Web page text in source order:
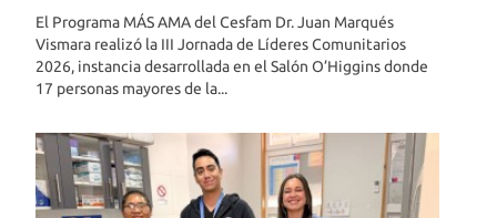
El Programa MÁS AMA del Cesfam Dr. Juan Marqués
Vismara realizó la III Jornada de Líderes Comunitarios
2026, instancia desarrollada en el Salón O’Higgins donde
17 personas mayores de la...